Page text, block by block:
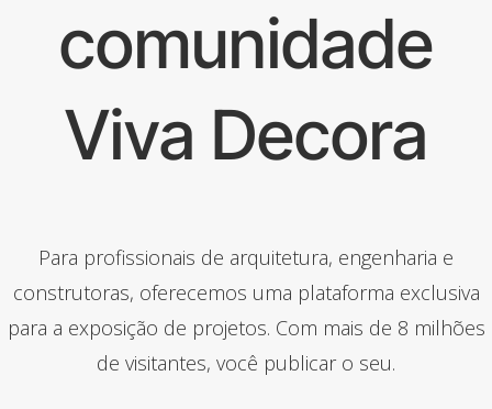
comunidade
Viva Decora
Para profissionais de arquitetura, engenharia e
construtoras, oferecemos uma plataforma exclusiva
para a exposição de projetos. Com mais de 8 milhões
de visitantes, você publicar o seu.